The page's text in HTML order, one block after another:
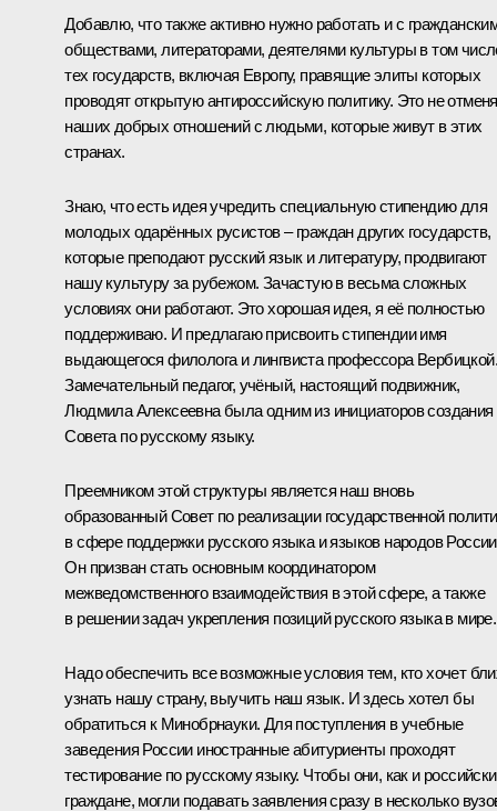
Добавлю, что также активно нужно работать и с
обществами, литераторами, деятелями культуры в том
тех государств, включая Европу, правящие элиты которых
проводят открытую антироссийскую политику. Это не
наших добрых отношений с людьми, которые живут в этих
странах.
Знаю, что есть идея учредить специальную стипендию для
молодых одарённых русистов – граждан других государств,
которые преподают русский язык и литературу, продвигают
нашу культуру за рубежом. Зачастую в весьма сложных
условиях они работают. Это хорошая идея, я её полностью
поддерживаю. И предлагаю присвоить стипендии имя
выдающегося филолога и лингвиста профессора Вербицкой.
Замечательный педагог, учёный, настоящий подвижник,
Людмила Алексеевна была одним из инициаторов создания
Совета по русскому языку.
Преемником этой структуры является наш вновь
образованный Совет по реализации государственной
в сфере поддержки русского языка и языков народов
Он призван стать основным координатором
межведомственного взаимодействия в этой сфере, а также
в решении задач укрепления позиций русского языка в мире.
Надо обеспечить все возможные условия тем, кто хочет
узнать нашу страну, выучить наш язык. И здесь хотел бы
обратиться к Минобрнауки. Для поступления в учебные
заведения России иностранные абитуриенты проходят
тестирование по русскому языку. Чтобы они, как и
граждане, могли подавать заявления сразу в несколько